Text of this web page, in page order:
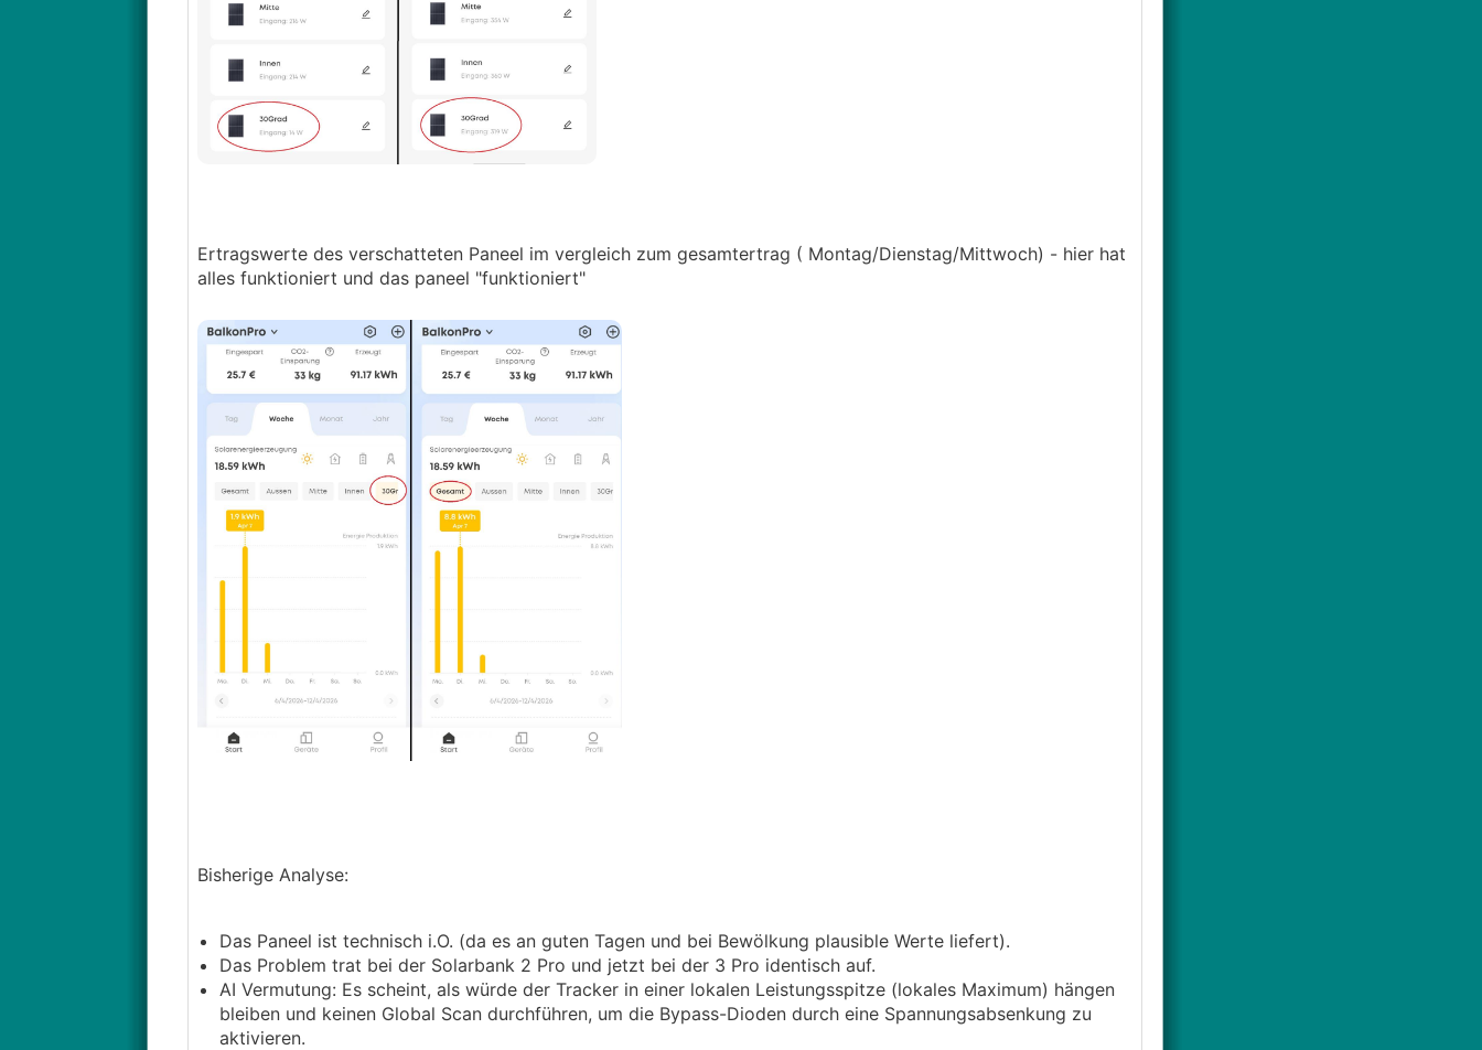
Ertragswerte des verschatteten Paneel im vergleich zum gesamtertrag ( Montag/Dienstag/Mittwoch) - hier hat
alles funktioniert und das paneel "funktioniert"
Bisherige Analyse:
Das Paneel ist technisch i.O. (da es an guten Tagen und bei Bewölkung plausible Werte liefert).
Das Problem trat bei der Solarbank 2 Pro und jetzt bei der 3 Pro identisch auf.
AI Vermutung: Es scheint, als würde der Tracker in einer lokalen Leistungsspitze (lokales Maximum) hängen
bleiben und keinen Global Scan durchführen, um die Bypass-Dioden durch eine Spannungsabsenkung zu
aktivieren.